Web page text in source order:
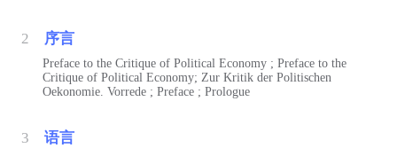
2 序言
Preface to the Critique of Political Economy ; Preface to the
Critique of Political Economy; Zur Kritik der Politischen
Oekonomie. Vorrede ; Preface ; Prologue
3 语言